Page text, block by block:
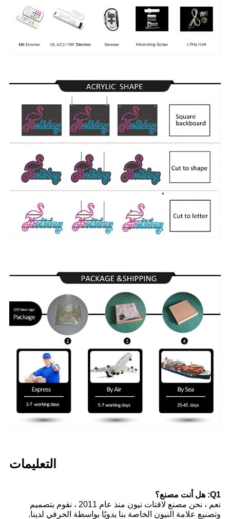
التعليمات
Q1: هل أنت مصنع؟
نعم ، نحن مصنع لافتات نيون منذ عام 2011 ، نقوم بتصميم
وتصنيع علامة النيون الخاصة بنا يدويًا بواسطة الحرفي لدينا.